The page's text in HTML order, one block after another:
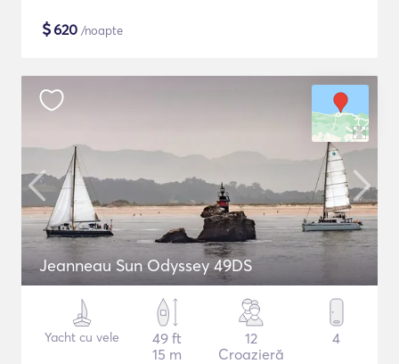
$620 /noapte
Jeanneau Sun Odyssey 49DS
Yacht cu vele
49 ft
15 m
12
Croazieră
4